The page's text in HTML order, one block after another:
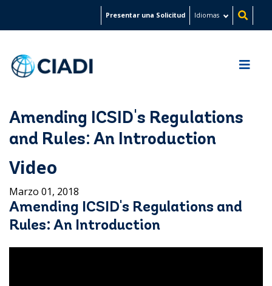
Presentar una Solicitud Idiomas
Amending ICSID's Regulations
and Rules: An Introduction
Video
Marzo 01, 2018
Amending ICSID's Regulations and
Rules: An Introduction